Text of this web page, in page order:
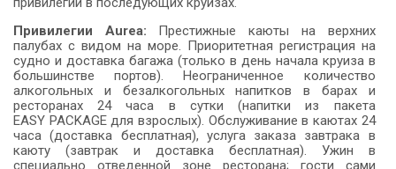
Привилегии Aurea: Престижные каюты на верхних
палубах с видом на море. Приоритетная регистрация на
судно и доставка багажа (только в день начала круиза в
большинстве портов). Неограниченное количество
алкогольных и безалкогольных напитков в барах и
ресторанах 24 часа в сутки (напитки из пакета
EASY PACKAGE для взрослых). Обслуживание в каютах 24
часа (доставка бесплатная), услуга заказа завтрака в
каюту (завтрак и доставка бесплатная). Ужин в
специально отведенной зоне ресторана; гости сами